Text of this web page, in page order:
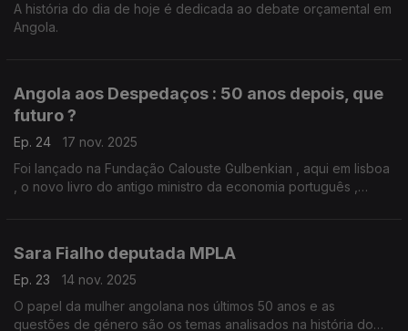
A história do dia de hoje é dedicada ao debate orçamental em
Angola.
Angola aos Despedaços : 50 anos depois, que
futuro ?
Ep. 24
17 nov. 2025
Foi lançado na Fundação Calouste Gulbenkian , aqui em lisboa
Sara Fialho deputada MPLA
Ep. 23
14 nov. 2025
O papel da mulher angolana nos últimos 50 anos e as
questões de género são os temas analisados na história do